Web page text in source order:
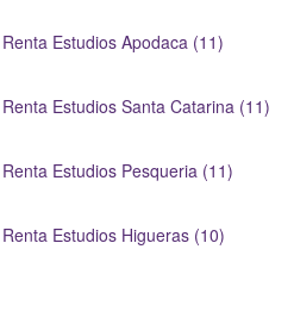
Renta Estudios Apodaca (11)
Renta Estudios Santa Catarina (11)
Renta Estudios Pesqueria (11)
Renta Estudios Higueras (10)